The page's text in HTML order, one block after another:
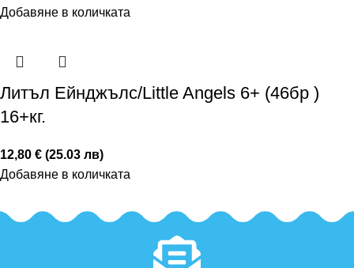
Добавяне в количката
Литъл Ейнджълс/Little Angels 6+ (46бр )
16+кг.
12,80 € (25.03 лв)
Добавяне в количката